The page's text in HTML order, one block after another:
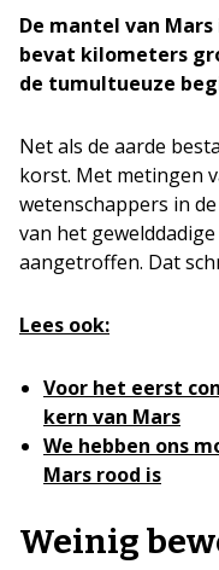
De mantel van
bevat kilometers
de tumultueuze
Net als de aarde
korst. Met metingen
wetenschappers in
van het
aangetroffen. Dat
Lees ook:
Voor het eerst
kern van Mars
We hebben ons
Mars rood is
Weinig